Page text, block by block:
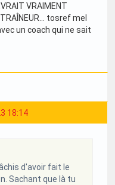
VRAIMENT
tosref mel
un coach qui ne sait
18:14
d'avoir fait le
Sachant que là tu